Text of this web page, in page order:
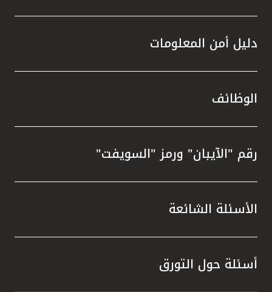
دليل أمن المعلومات
الوظائف
رقم "الآيبان" ورمز "السويفت"
الأسئلة الشائعة
أسئلة حول التورق